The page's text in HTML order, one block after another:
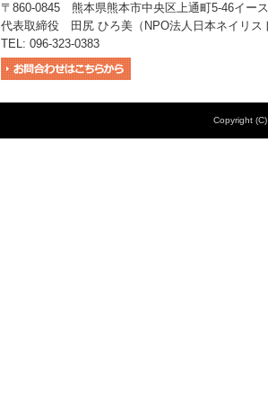
〒860-0845 熊本県熊本市中央区上通町5-46イー
代表取締役 田尻 ひろ美（NPO法人日本ネイリス
TEL: 096-323-0383
Copyright